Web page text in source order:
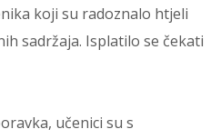
koji su radoznalo htjeli
sadržaja. Isplatilo se čekati
učenici su s